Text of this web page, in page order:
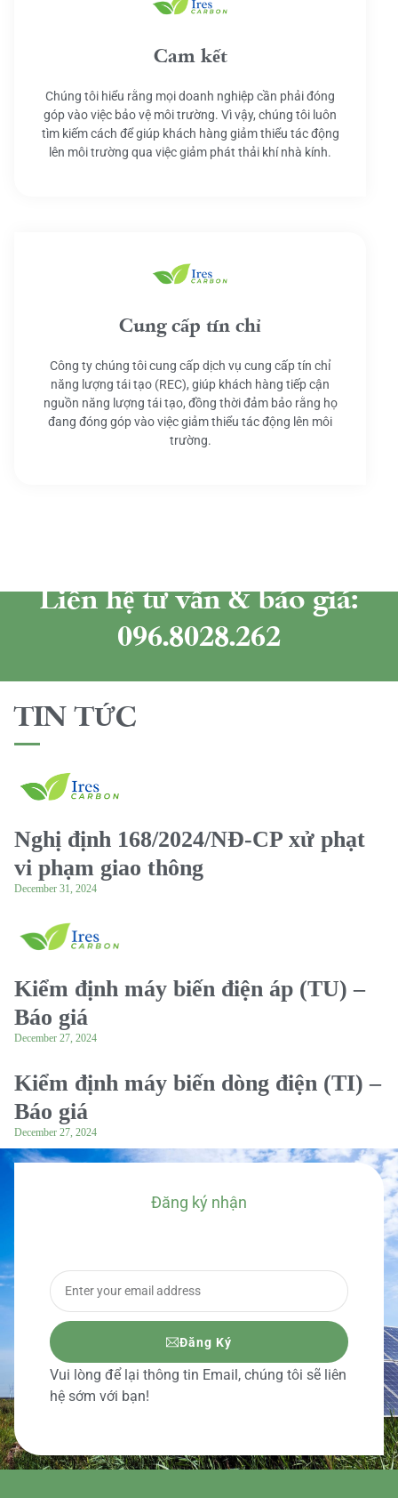
Cam kết
Chúng tôi hiểu rằng mọi doanh nghiệp cần phải đóng
góp vào việc bảo vệ môi trường. Vì vậy, chúng tôi luôn
tìm kiếm cách để giúp khách hàng giảm thiểu tác động
lên môi trường qua việc giảm phát thải khí nhà kính.
Cung cấp tín chỉ
Công ty chúng tôi cung cấp dịch vụ cung cấp tín chỉ
năng lượng tái tạo (REC), giúp khách hàng tiếp cận
nguồn năng lượng tái tạo, đồng thời đảm bảo rằng họ
đang đóng góp vào việc giảm thiểu tác động lên môi
trường.
Liên hệ tư vấn & báo giá:
096.8028.262
TIN TỨC
Nghị định 168/2024/NĐ-CP xử phạt
vi phạm giao thông
December 31, 2024
Kiểm định máy biến điện áp (TU) –
Báo giá
December 27, 2024
Kiểm định máy biến dòng điện (TI) –
Báo giá
December 27, 2024
Đăng ký nhận
Đăng Ký
Vui lòng để lại thông tin Email, chúng tôi sẽ liên
hệ sớm với bạn!